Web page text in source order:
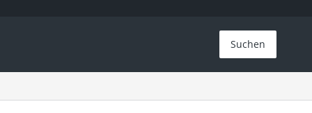
Suchen